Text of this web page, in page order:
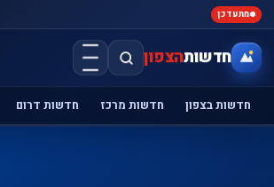
מתעדכן
חדשותהצפון
חדשות בצפון חדשות מרכז חדשות דרום